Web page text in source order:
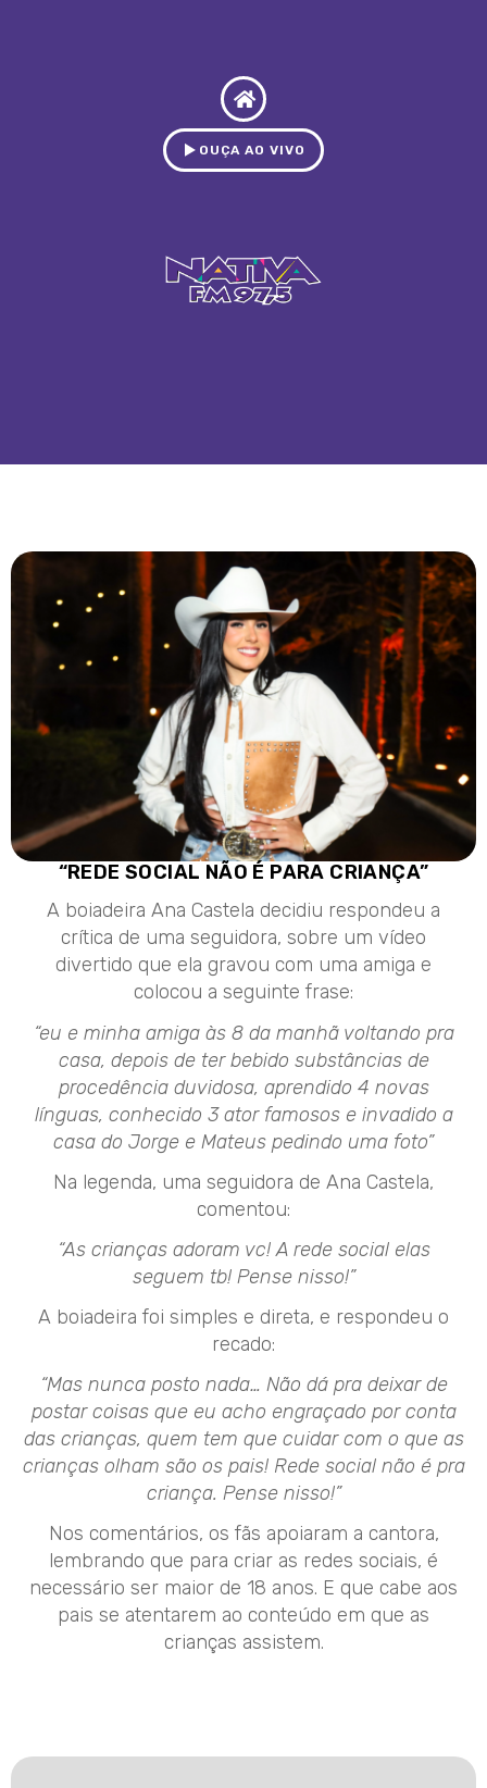
OUÇA AO VIVO
“REDE SOCIAL NÃO É PARA CRIANÇA”
A boiadeira Ana Castela decidiu respondeu a
crítica de uma seguidora, sobre um vídeo
divertido que ela gravou com uma amiga e
colocou a seguinte frase:
“eu e minha amiga às 8 da manhã voltando pra
casa, depois de ter bebido substâncias de
procedência duvidosa, aprendido 4 novas
línguas, conhecido 3 ator famosos e invadido a
casa do Jorge e Mateus pedindo uma foto”
Na legenda, uma seguidora de Ana Castela,
comentou:
“As crianças adoram vc! A rede social elas
seguem tb! Pense nisso!”
A boiadeira foi simples e direta, e respondeu o
recado:
“Mas nunca posto nada… Não dá pra deixar de
postar coisas que eu acho engraçado por conta
das crianças, quem tem que cuidar com o que as
crianças olham são os pais! Rede social não é pra
criança. Pense nisso!”
Nos comentários, os fãs apoiaram a cantora,
lembrando que para criar as redes sociais, é
necessário ser maior de 18 anos. E que cabe aos
pais se atentarem ao conteúdo em que as
crianças assistem.